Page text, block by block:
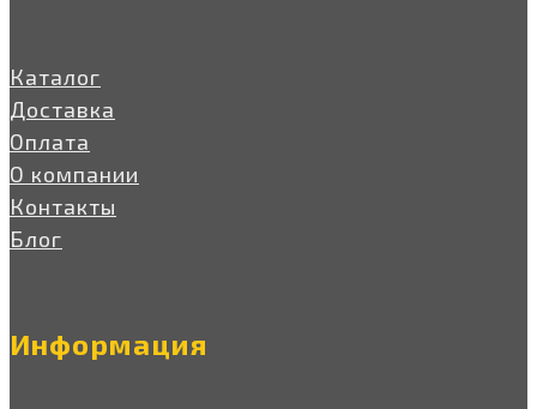
Каталог
Доставка
Оплата
О компании
Контакты
Блог
Информация